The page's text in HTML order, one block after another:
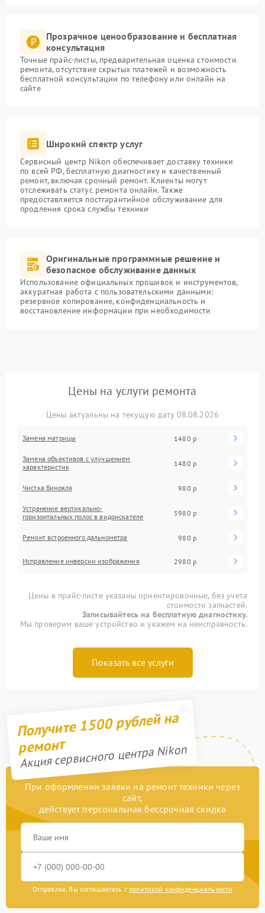
Прозрачное ценообразование и бесплатная
консультация
Точные прайс-листы, предварительная оценка стоимости
ремонта, отсутствие скрытых платежей и возможность
бесплатной консультации по телефону или онлайн на
сайте
Широкий спектр услуг
Сервисный центр Nikon обеспечивает доставку техники
по всей РФ, бесплатную диагностику и качественный
ремонт, включая срочный ремонт. Клиенты могут
отслеживать статус ремонта онлайн. Также
предоставляется постгарантийное обслуживание для
продления срока службы техники
Оригинальные программные решение и
безопасное обслуживание данных
Использование официальных прошивок и инструментов,
аккуратная работа с пользовательскими данными:
резервное копирование, конфиденциальность и
восстановление информации при необходимости
Цены на услуги ремонта
Цены актуальны на текущую дату 08.08.2026
Замена матрицы 1480 р
Замена объективов с улучшением
характеристик
1480 р
Чистка бинокля 980 р
Устранение вертикально-
горизонтальных полос в видоискателе
5980 р
Ремонт встроенного дальнометра 980 р
Исправление инверсии изображения 2980 р
Цены в прайс-листе указаны ориентировочные, без учета
стоимости запчастей.
Записывайтесь на бесплатную диагностику.
Мы проверим ваше устройство и укажем на неисправность.
Показать все услуги
Получите 1500 рублей на
ремонт
Акция сервисного центра Nikon
При оформлении заявки на ремонт техники через
сайт,
действует персональная бессрочная скидка
Отправляя, Вы соглашаетесь с политикой конфиденциальности